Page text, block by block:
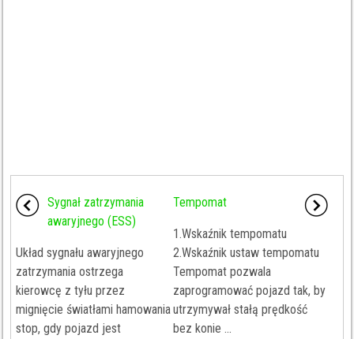
Sygnał zatrzymania
awaryjnego (ESS)
Układ sygnału awaryjnego
zatrzymania ostrzega
kierowcę z tyłu przez
mignięcie światłami hamowania
stop, gdy pojazd jest
Tempomat
1.Wskaźnik tempomatu
2.Wskaźnik ustaw tempomatu
Tempomat pozwala
zaprogramować pojazd tak, by
utrzymywał stałą prędkość
bez konie ...